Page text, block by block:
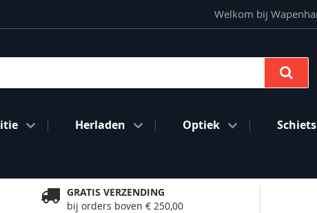
Welkom bij
Herladen Optiek
GRATIS VERZENDING
bij orders boven € 250,00